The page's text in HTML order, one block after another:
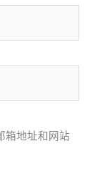
箱地址和网站